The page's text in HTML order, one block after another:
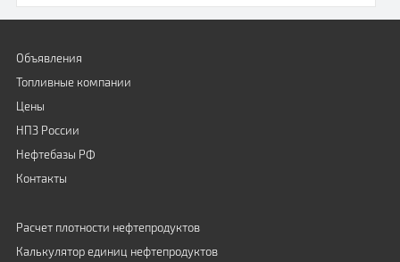
Объявления
Топливные компании
Цены
НПЗ России
Нефтебазы РФ
Контакты
Расчет плотности нефтепродуктов
Калькулятор единиц нефтепродуктов